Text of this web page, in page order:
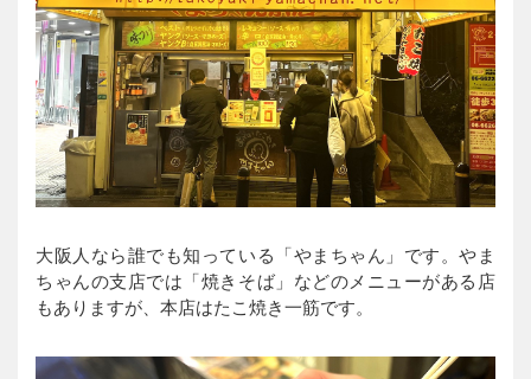
大阪人なら誰でも知っている「やまちゃん」です。やま
ちゃんの支店では「焼きそば」などのメニューがある店
もありますが、本店はたこ焼き一筋です。